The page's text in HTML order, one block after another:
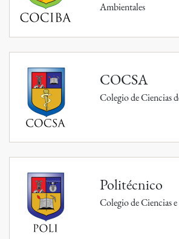
Ambientales
COCSA
Colegio de Ciencias
Politécnico
Colegio de Ciencias